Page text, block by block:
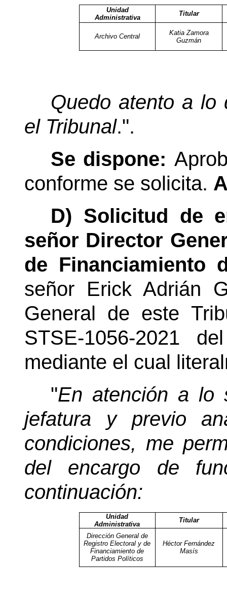
Unidad
Administrativa
Titular
Archivo Central
Katia Zamora
Guzmán
Quedo atento a lo
el Tribunal.".
Se dispone:
conforme se solicita.
D) Solicitud de
señor Director
de Financiamiento
señor Erick Adrián
General de este
STSE-1056-2021
mediante el cual
"En atención a lo
jefatura y previo
condiciones, me
del encargo de
continuación:
Unidad
Administrativa
Titular
Dirección General de
Registro Electoral y de
Financiamiento de
Partidos Políticos
Héctor Fernández
Masís